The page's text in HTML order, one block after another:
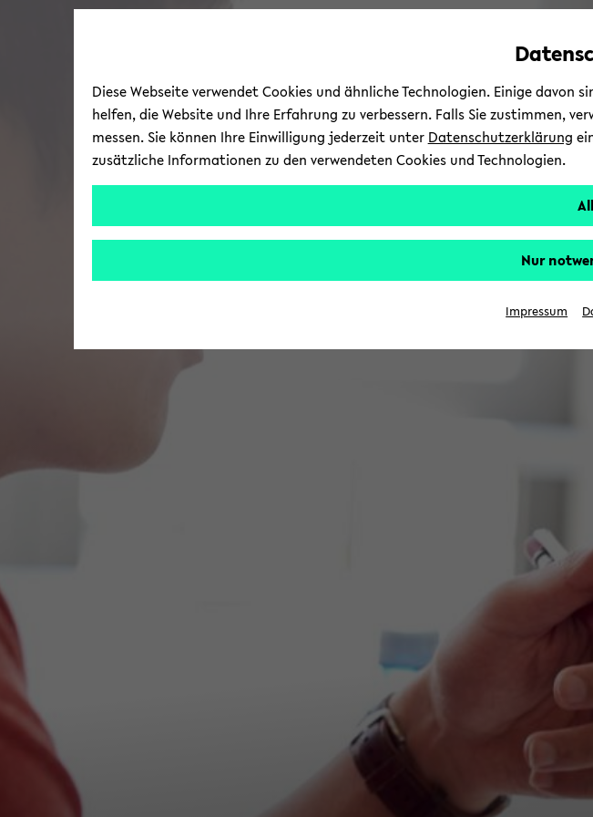
Diese Webseite verwendet Cookies und ähnliche Technologien. Einige
helfen, die Website und Ihre Erfahrung zu verbessern. Falls Sie zustimmen,
messen. Sie können Ihre Einwilligung jederzeit unter Datenschutzerklärung
zusätzliche Informationen zu den verwendeten Cookies und Technologien.
Nur
Impressum